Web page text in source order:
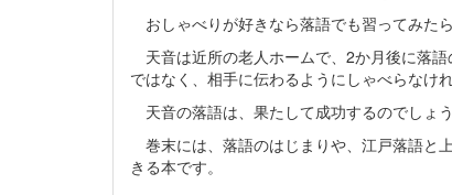
おしゃべりが好きなら落語でも習ってみた
天音は近所の老人ホームで、2か月後に落
ではなく、相手に伝わるようにしゃべらなけ
天音の落語は、果たして成功するのでしょ
巻末には、落語のはじまりや、江戸落語と
きる本です。